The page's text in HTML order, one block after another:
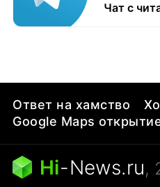
Чат с
Ответ на хамство
Google Maps
Hi-News.ru,